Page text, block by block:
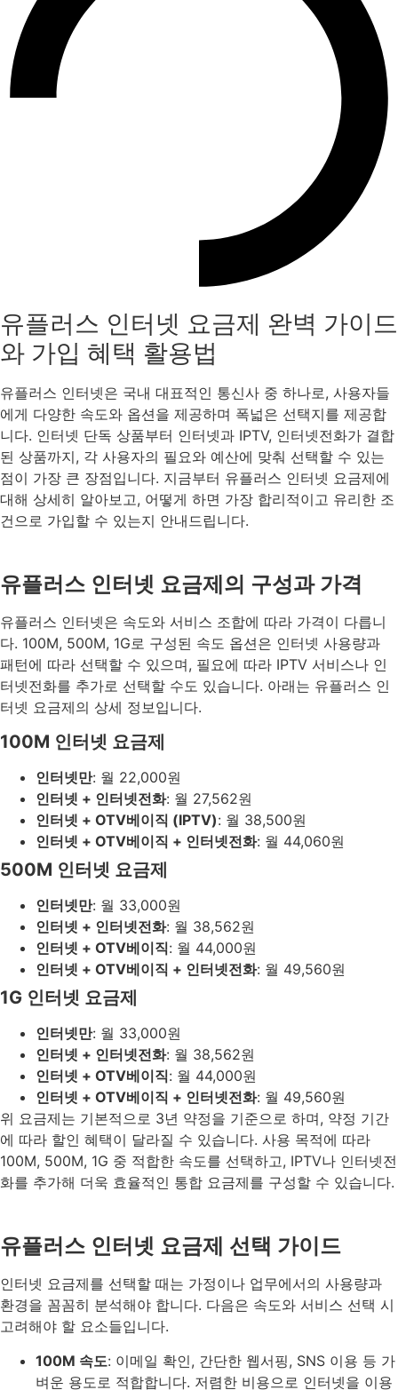
유플러스 인터넷 요금제 완벽 가이드
와 가입 혜택 활용법
유플러스 인터넷은 국내 대표적인 통신사 중 하나로, 사용자들
에게 다양한 속도와 옵션을 제공하며 폭넓은 선택지를 제공합
니다. 인터넷 단독 상품부터 인터넷과 IPTV, 인터넷전화가 결합
된 상품까지, 각 사용자의 필요와 예산에 맞춰 선택할 수 있는
점이 가장 큰 장점입니다. 지금부터 유플러스 인터넷 요금제에
대해 상세히 알아보고, 어떻게 하면 가장 합리적이고 유리한 조
건으로 가입할 수 있는지 안내드립니다.
유플러스 인터넷 요금제의 구성과 가격
유플러스 인터넷은 속도와 서비스 조합에 따라 가격이 다릅니
다. 100M, 500M, 1G로 구성된 속도 옵션은 인터넷 사용량과
패턴에 따라 선택할 수 있으며, 필요에 따라 IPTV 서비스나 인
터넷전화를 추가로 선택할 수도 있습니다. 아래는 유플러스 인
터넷 요금제의 상세 정보입니다.
100M 인터넷 요금제
인터넷만: 월 22,000원
인터넷 + 인터넷전화: 월 27,562원
인터넷 + OTV베이직 (IPTV): 월 38,500원
인터넷 + OTV베이직 + 인터넷전화: 월 44,060원
500M 인터넷 요금제
인터넷만: 월 33,000원
인터넷 + 인터넷전화: 월 38,562원
인터넷 + OTV베이직: 월 44,000원
인터넷 + OTV베이직 + 인터넷전화: 월 49,560원
1G 인터넷 요금제
인터넷만: 월 33,000원
인터넷 + 인터넷전화: 월 38,562원
인터넷 + OTV베이직: 월 44,000원
인터넷 + OTV베이직 + 인터넷전화: 월 49,560원
위 요금제는 기본적으로 3년 약정을 기준으로 하며, 약정 기간
에 따라 할인 혜택이 달라질 수 있습니다. 사용 목적에 따라
100M, 500M, 1G 중 적합한 속도를 선택하고, IPTV나 인터넷전
화를 추가해 더욱 효율적인 통합 요금제를 구성할 수 있습니다.
유플러스 인터넷 요금제 선택 가이드
인터넷 요금제를 선택할 때는 가정이나 업무에서의 사용량과
환경을 꼼꼼히 분석해야 합니다. 다음은 속도와 서비스 선택 시
고려해야 할 요소들입니다.
100M 속도: 이메일 확인, 간단한 웹서핑, SNS 이용 등 가
벼운 용도로 적합합니다. 저렴한 비용으로 인터넷을 이용